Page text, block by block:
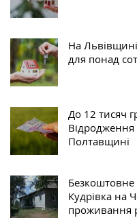
На
для понад
До 12 тисяч
Відродження
Полтавщині
Безкоштовне
Кудрівка на
проживання